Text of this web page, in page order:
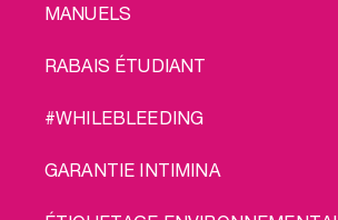
MANUELS
RABAIS ÉTUDIANT
#WHILEBLEEDING
GARANTIE INTIMINA